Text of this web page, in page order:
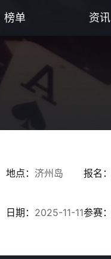
榜单 资讯
地点： 济州岛
日期： 2025-11-11
报名：
参赛：